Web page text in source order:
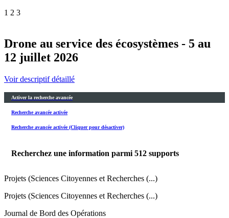
1 2 3
Drone au service des écosystèmes - 5 au
12 juillet 2026
Voir descriptif détaillé
Activer la recherche avancée
Recherche avancée activée
Recherche avancée activée (Cliquer pour désactiver)
Recherchez une information parmi 512 supports
Projets (Sciences Citoyennes et Recherches (...)
Projets (Sciences Citoyennes et Recherches (...)
Journal de Bord des Opérations